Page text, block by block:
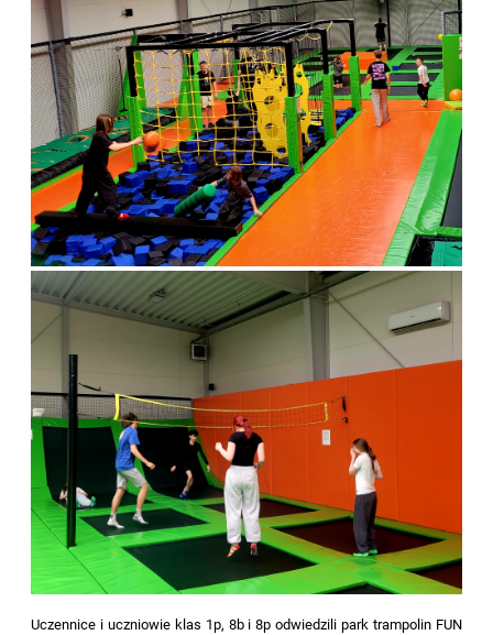
Uczennice i uczniowie klas 1p, 8b i 8p odwiedzili park trampolin FUN